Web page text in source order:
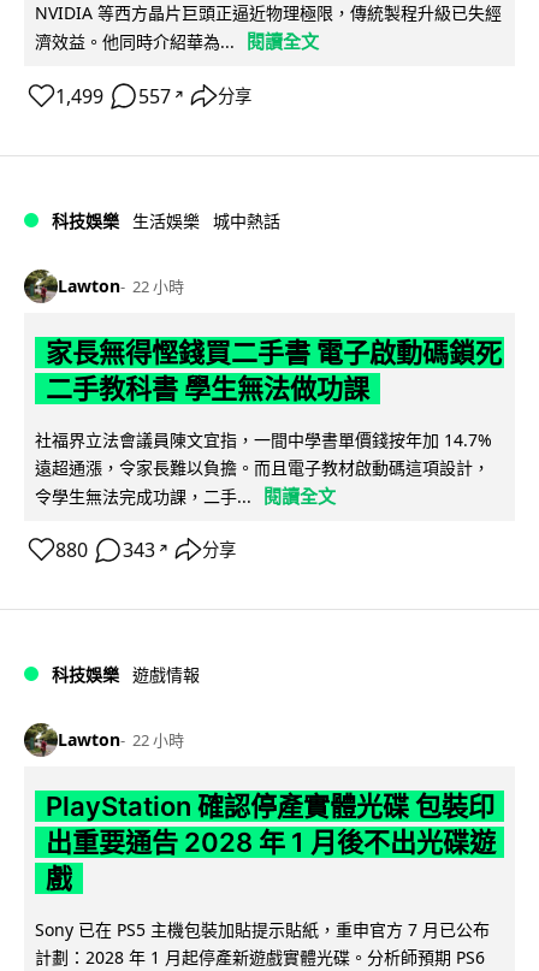
NVIDIA 等西方晶片巨頭正逼近物理極限，傳統製程升級已失經
濟效益。他同時介紹華為...
閱讀全文
1,499 557 ↗ 分享
科技娛樂 生活娛樂 城中熱話
Lawton 22 小時
家長無得慳錢買二手書 電子啟動碼鎖死
二手教科書 學生無法做功課
社福界立法會議員陳文宜指，一間中學書單價錢按年加 14.7%
遠超通漲，令家長難以負擔。而且電子教材啟動碼這項設計，
令學生無法完成功課，二手...
閱讀全文
880 343 ↗ 分享
科技娛樂 遊戲情報
Lawton 22 小時
PlayStation 確認停產實體光碟 包裝印
出重要通告 2028 年 1 月後不出光碟遊
戲
Sony 已在 PS5 主機包裝加貼提示貼紙，重申官方 7 月已公布
計劃：2028 年 1 月起停產新遊戲實體光碟。分析師預期 PS6